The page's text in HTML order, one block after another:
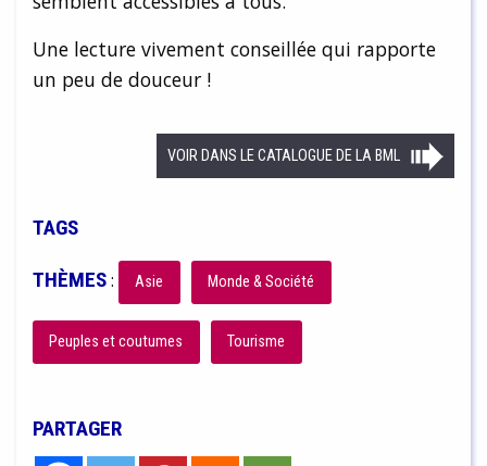
Une lecture vivement conseillée qui rapporte
un peu de douceur !
VOIR DANS LE CATALOGUE DE LA BML
TAGS
THÈMES: Asie Monde & Société
Peuples et coutumes Tourisme
PARTAGER